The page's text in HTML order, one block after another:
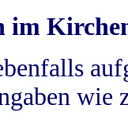
im
wie